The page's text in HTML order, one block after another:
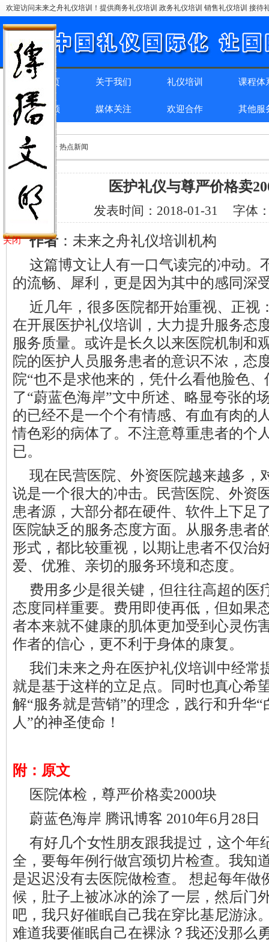
欢迎访问未来之舟礼仪培训！提供商务礼仪培训 政务礼仪培训 销售礼仪培训 接
网站首页 关于我们 礼仪培训 课程体
精彩回顾 媒体关注 欢迎合作 其他服
位置：首页 > > 热点新闻
医护礼仪与尊严价格卖
发表时间： 2018-01-31 字体
作者 ：未来之舟礼仪培训机构
这篇博文让人有一口气读完的冲动。
的流畅、犀利，更是因为其中的感同深
近几年，很多医院都开始重视、正视
在开展医护礼仪培训，大力提升服务态
服务质量。或许是长久以来医院机制和
院的医护人员服务患者的意识不浓，态
院“也不是求他来的，凭什么看他脸色
了“蔚蓝色海岸”文中所述、略显夸张的
的已经不是一个个有情感、有血有肉的
情色彩的病体了。不注意尊重患者的个
已。
现在民营医院、外资医院越来越多，
说是一个很大的冲击。民营医院、外资
患者源，大部分都在硬件、软件上下足
医院缺乏的服务态度方面。从服务患者
形式，都比较重视，以期让患者不仅治
爱、优雅、亲切的服务环境和态度。
费用多少是很关键，但往往高超的医
态度同样重要。费用即使再低，但如果
者本来就不健康的肌体更加受到心灵伤
作者的信心，更不利于身体的康复。
我们未来之舟在医护礼仪培训中经常
就是基于这样的立足点。同时也真心希
解“服务就是营销”的理念， 践行和升华“
人”的神圣使命！
附：原文
医院体检，尊严价格卖2000块
蔚蓝色海岸 腾讯博客 2010年6月28日
有好几个女性朋友跟我提过，这个年
全，要每年例行做宫颈切片检查。我知
是迟迟没有去医院做检查。 想起每年做
候，肚子上被冰冰的涂了一层，然后门
吧，我只好催眠自己我在穿比基尼游泳
难道我要催眠自己在裸泳？我还没那么
关闭